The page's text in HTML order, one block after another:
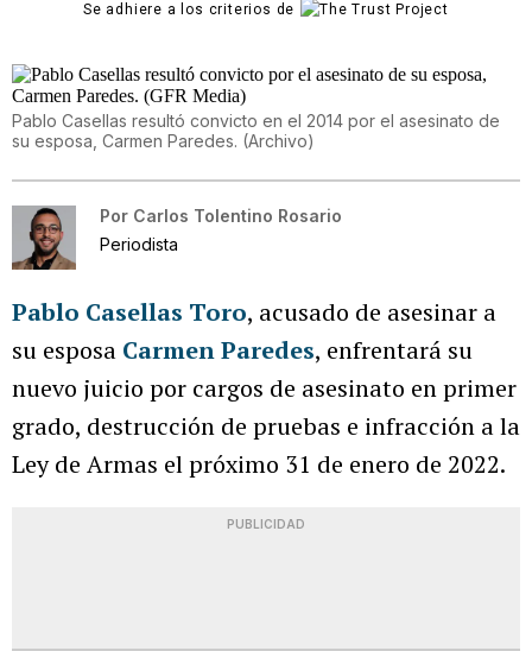
Se adhiere a los criterios de
Pablo Casellas resultó convicto en el 2014 por el asesinato de
su esposa, Carmen Paredes. (Archivo)
Por Carlos Tolentino Rosario
Periodista
Pablo Casellas Toro, acusado de asesinar a
su esposa Carmen Paredes, enfrentará su
nuevo juicio por cargos de asesinato en primer
grado, destrucción de pruebas e infracción a la
Ley de Armas el próximo 31 de enero de 2022.
PUBLICIDAD